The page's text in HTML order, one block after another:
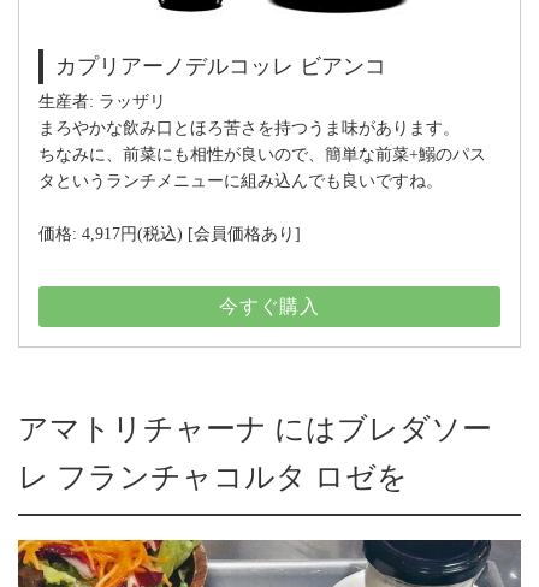
カプリアーノデルコッレ ビアンコ
生産者: ラッザリ
まろやかな飲み口とほろ苦さを持つうま味があります。
ちなみに、前菜にも相性が良いので、簡単な前菜+鰯のパス
タというランチメニューに組み込んでも良いですね。
価格: 4,917円(税込) [会員価格あり]
今すぐ購入
アマトリチャーナ にはブレダソー
レ フランチャコルタ ロゼを